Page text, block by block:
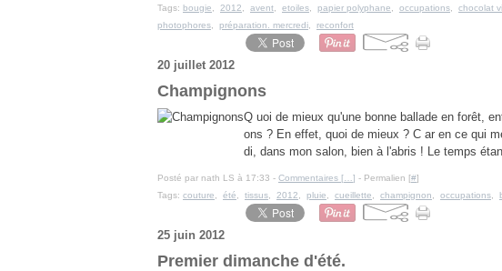
Tags: bougie 2012 avent etoiles papier polyphane occupations chocolat
photophores
préparation. mercredi reconfort
20 juillet 2012
Champignons
Q uoi de mieux qu'une bonne ballade en forêt,
ons ? En effet, quoi de mieux ? C ar en ce qui
di, dans mon salon, bien à l'abris ! Le temps
Posté par nath LS à 17:33 - Commentaires [ ] - Permalien [#]
Tags: couture été tissus 2012 pluie cueillette champignon occupations
25 juin 2012
Premier dimanche d'été.